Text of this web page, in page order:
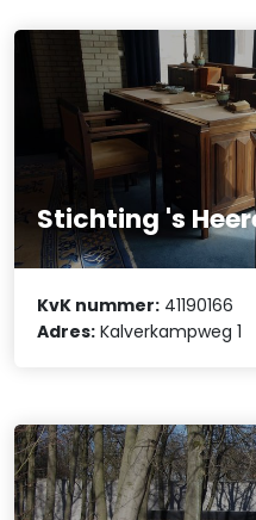
Stichting 's
KvK nummer: 41190166
Adres: Kalverkampweg 1